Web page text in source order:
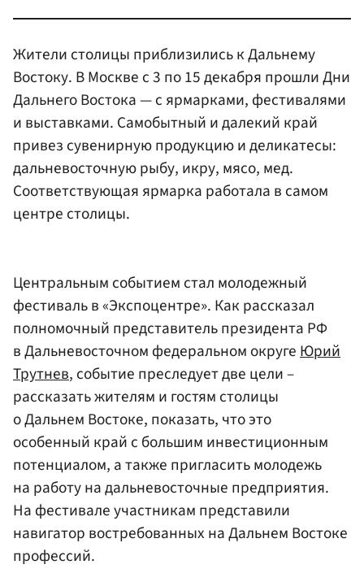
Жители столицы приблизились к Дальнему
Востоку. В Москве с 3 по 15 декабря прошли Дни
Дальнего Востока — с ярмарками, фестивалями
и выставками. Самобытный и далекий край
привез сувенирную продукцию и деликатесы:
дальневосточную рыбу, икру, мясо, мед.
Соответствующая ярмарка работала в самом
центре столицы.
Центральным событием стал молодежный
фестиваль в «Экспоцентре». Как рассказал
полномочный представитель президента РФ
в Дальневосточном федеральном округеЮрий
Трутнев, событие преследует две цели –
рассказать жителям и гостям столицы
о Дальнем Востоке, показать, что это
особенный край с большим инвестиционным
потенциалом, а также пригласить молодежь
на работу на дальневосточные предприятия.
На фестивале участникам представили
навигатор востребованных на Дальнем Востоке
профессий.